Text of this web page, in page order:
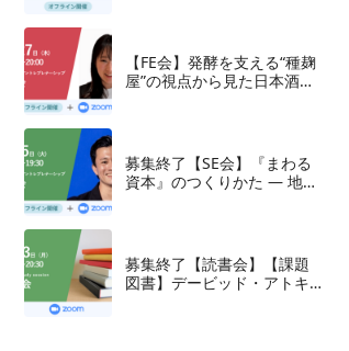
【FE会】発酵を支える“種麹
屋”の視点から見た日本酒産
募集終了【SE会】『まわる
資本』のつくりかた — 地方
募集終了【読書会】【課題
図書】デービッド・アトキ